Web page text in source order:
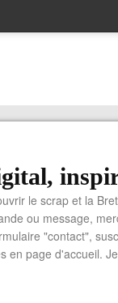
le scrap et la
ou message,
"contact",
en page d'accueil.